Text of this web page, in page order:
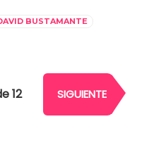
BUSTAMANTE
12 SIGUIENTE